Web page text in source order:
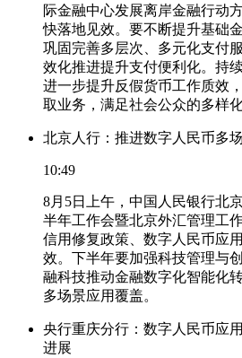
际金融中心发展离岸金融行动
快落地见效。要不断提升基础
巩固完善多层次、多元化支付
效化推进提升支付便利化。持
进一步提升反假货币工作质效
取业务，满足社会公众的多样
北京人行：推进数字人民币多
10:49
8月5日上午，中国人民银行北
半年工作会暨北京外汇管理工
信用修复政策、数字人民币应
效。下半年要加强科技管理与
融科技推动金融数字化智能化
多场景应用覆盖。
央行重庆分行：数字人民币应
进展